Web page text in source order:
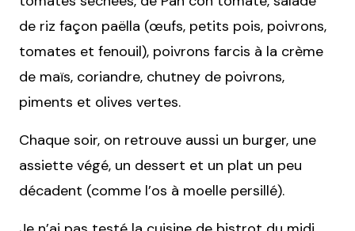
de riz façon paëlla (œufs, petits pois, poivrons,
tomates et fenouil), poivrons farcis à la crème
de maïs, coriandre, chutney de poivrons,
piments et olives vertes.
Chaque soir, on retrouve aussi un burger, une
assiette végé, un dessert et un plat un peu
décadent (comme l’os à moelle persillé).